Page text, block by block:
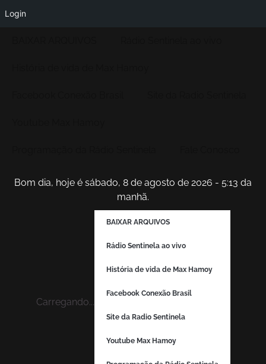
Bom dia, hoje é sábado, 8 de agosto de 2026 - 5:13 da
manhã.
Carregando...
BAIXAR ARQUIVOS
Rádio Sentinela ao vivo
História de vida de Max Hamoy
Facebook Conexão Brasil
Site da Radio Sentinela
Youtube Max Hamoy
Login